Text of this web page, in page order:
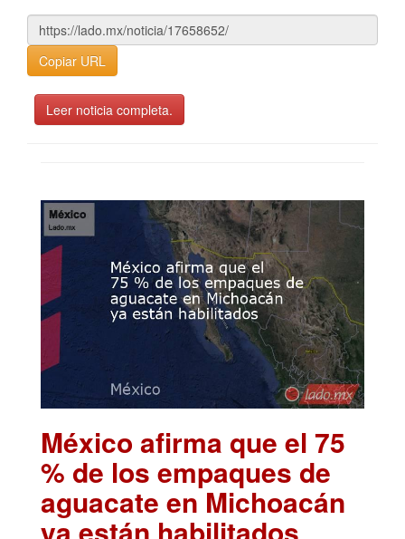
Copiar URL
Leer noticia completa.
México afirma que el 75
% de los empaques de
aguacate en Michoacán